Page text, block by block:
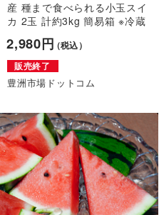
産 種まで食べられる小玉スイ
カ 2玉 計約3kg 簡易箱 ※冷蔵
2,980円（税込）
販売終了
豊洲市場ドットコム